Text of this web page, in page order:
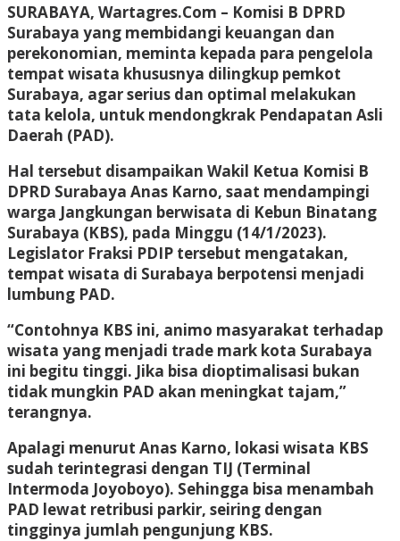
SURABAYA, Wartagres.Com – Komisi B DPRD
Surabaya yang membidangi keuangan dan
perekonomian, meminta kepada para pengelola
tempat wisata khususnya dilingkup pemkot
Surabaya, agar serius dan optimal melakukan
tata kelola, untuk mendongkrak Pendapatan Asli
Daerah (PAD).
Hal tersebut disampaikan Wakil Ketua Komisi B
DPRD Surabaya Anas Karno, saat mendampingi
warga Jangkungan berwisata di Kebun Binatang
Surabaya (KBS), pada Minggu (14/1/2023).
Legislator Fraksi PDIP tersebut mengatakan,
tempat wisata di Surabaya berpotensi menjadi
lumbung PAD.
“Contohnya KBS ini, animo masyarakat terhadap
wisata yang menjadi trade mark kota Surabaya
ini begitu tinggi. Jika bisa dioptimalisasi bukan
tidak mungkin PAD akan meningkat tajam,”
terangnya.
Apalagi menurut Anas Karno, lokasi wisata KBS
sudah terintegrasi dengan TIJ (Terminal
Intermoda Joyoboyo). Sehingga bisa menambah
PAD lewat retribusi parkir, seiring dengan
tingginya jumlah pengunjung KBS.